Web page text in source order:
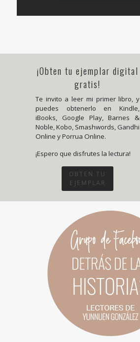
¡Obten tu ejemplar digital
gratis!
Te invito a leer mi primer libro, y
puedes obtenerlo en Kindle,
iBooks, Google Play, Barnes &
Noble, Kobo, Smashwords, Gandhi
Online y Porrua Online.
¡Espero que disfrutes la lectura!
OBTEN TU
EJEMPLAR